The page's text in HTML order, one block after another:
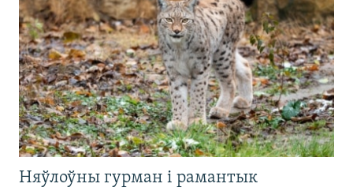
Няўлоўны гурман і рамантык